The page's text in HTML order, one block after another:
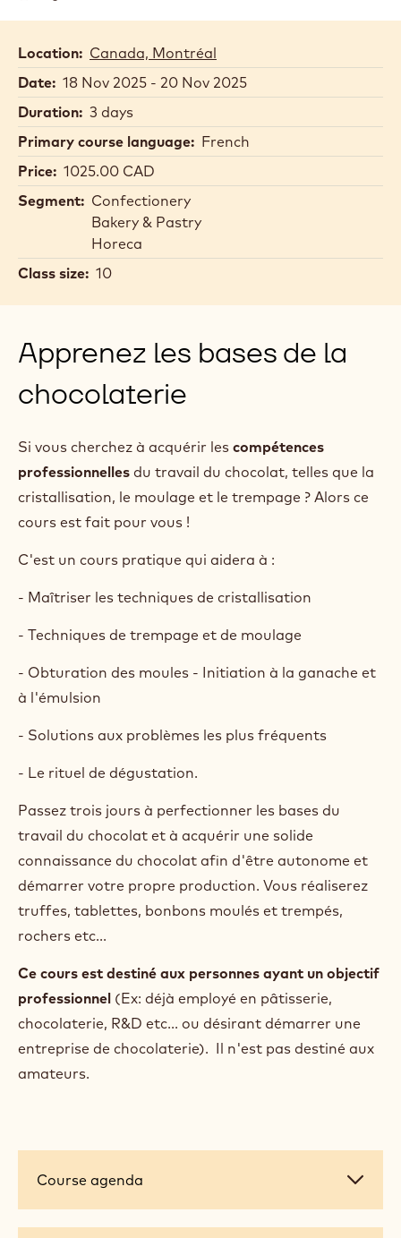
Location: Canada, Montréal
Date: 18 Nov 2025 - 20 Nov 2025
Duration: 3 days
Primary course language: French
Price: 1025.00 CAD
Segment: Confectionery
Bakery & Pastry
Horeca
Class size: 10
Apprenez les bases de la
chocolaterie
Si vous cherchez à acquérir les compétences
professionnelles du travail du chocolat, telles que la
cristallisation, le moulage et le trempage ? Alors ce
cours est fait pour vous !
C'est un cours pratique qui aidera à :
- Maîtriser les techniques de cristallisation
- Techniques de trempage et de moulage
- Obturation des moules - Initiation à la ganache et
à l'émulsion
- Solutions aux problèmes les plus fréquents
- Le rituel de dégustation.
Passez trois jours à perfectionner les bases du
travail du chocolat et à acquérir une solide
connaissance du chocolat afin d'être autonome et
démarrer votre propre production. Vous réaliserez
truffes, tablettes, bonbons moulés et trempés,
rochers etc...
Ce cours est destiné aux personnes ayant un objectif
professionnel (Ex: déjà employé en pâtisserie,
chocolaterie, R&D etc... ou désirant démarrer une
entreprise de chocolaterie). Il n'est pas destiné aux
amateurs.
Course
Course agenda